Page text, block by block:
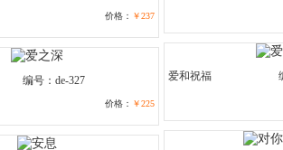
价格： ￥237
编号：de-327
价格： ￥225
爱和祝福